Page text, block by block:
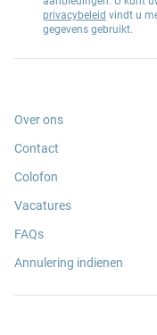
privacybeleid vindt u
gegevens gebruikt.
Over ons
Contact
Colofon
Vacatures
FAQs
Annulering indienen